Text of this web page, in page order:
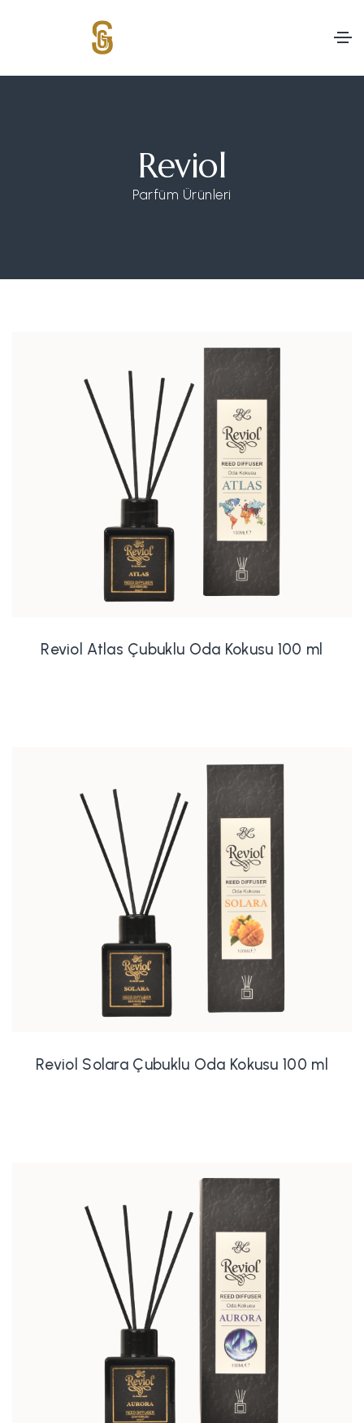
Reviol
Parfüm Ürünleri
Reviol Atlas Çubuklu Oda Kokusu 100 ml
Reviol Solara Çubuklu Oda Kokusu 100 ml